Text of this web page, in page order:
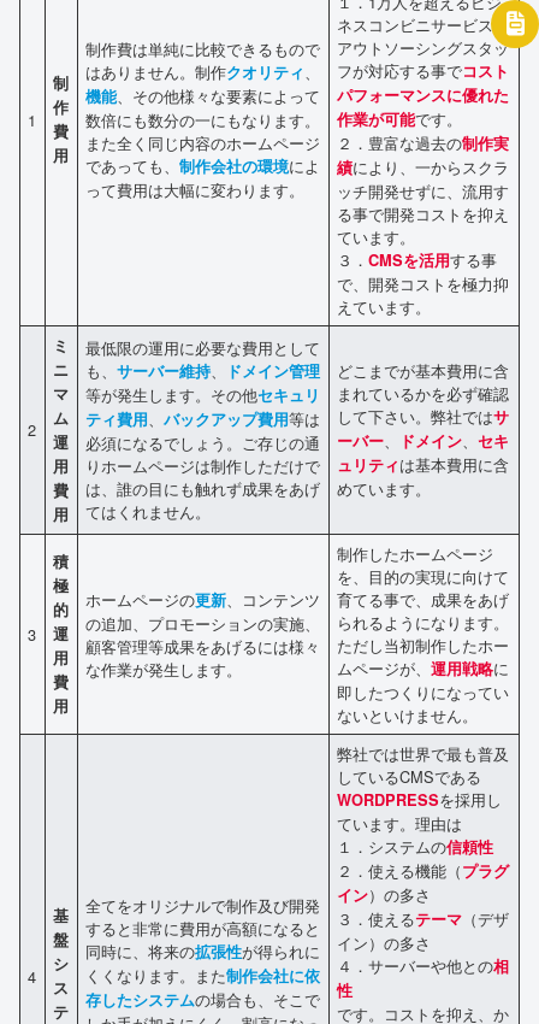
1
制
作
費
用
制作費は単純に比較できるもので
はありません。制作クオリティ
機能 、その他様々な要素によって
数倍にも数分の一にもなります。
また全く同じ内容のホームページ
であっても、制作会社の環境によ
って費用は大幅に変わります。
ネスコンビニサービスの
アウトソーシングスタッ
フが対応する事でコスト
パフォーマンスに優れた
作業が可能です。
２．豊富な過去の制作実
績により、一からスクラ
ッチ開発せずに、流用す
る事で開発コストを抑え
ています。
３．CMSを活用する事
で、開発コストを極力抑
えています。
2
ミ
ニ
マ
ム
運
用
費
用
最低限の運用に必要な費用として
も、サーバー維持 ドメイン管理
等が発生します。その他セキュリ
ティ費用
、バックアップ費用等は
必須になるでしょう。ご存じの通
りホームページは制作しただけで
は、誰の目にも触れず成果をあげ
てはくれません。
どこまでが基本費用に含
まれているかを必ず確認
して下さい。弊社ではサ
ーバー
ドメイン 、セキ
ュリティは基本費用に含
めています。
3
積
極
的
運
用
費
用
ホームページの更新 、コンテンツ
の追加、プロモーションの実施、
顧客管理等成果をあげるには様々
な作業が発生します。
制作したホームページ
を、目的の実現に向けて
育てる事で、成果をあげ
られるようになります。
ただし当初制作したホー
ムページが、運用戦略に
即したつくりになってい
ないといけません。
4
基
盤
シ
ス
テ
全てをオリジナルで制作及び開発
すると非常に費用が高額になると
同時に、将来の拡張性が得られに
くくなります。また制作会社に依
存したシステムの場合も、そこで
弊社では世界で最も普及
しているCMSである
WORDPRESSを採用し
ています。理由は
１．システムの信頼性
２．使える機能（プラグ
イン）の多さ
３．使えるテーマ （デザ
イン）の多さ
４．サーバーや他との相
性
です。コストを抑え、か